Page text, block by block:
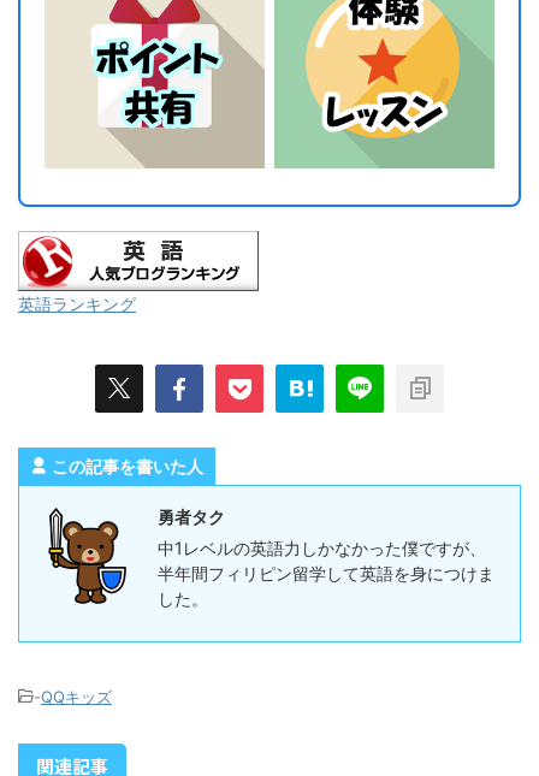
英語ランキング
この記事を書いた人
勇者タク
中1レベルの英語力しかなかった僕ですが、
半年間フィリピン留学して英語を身につけま
した。
-QQキッズ
関連記事